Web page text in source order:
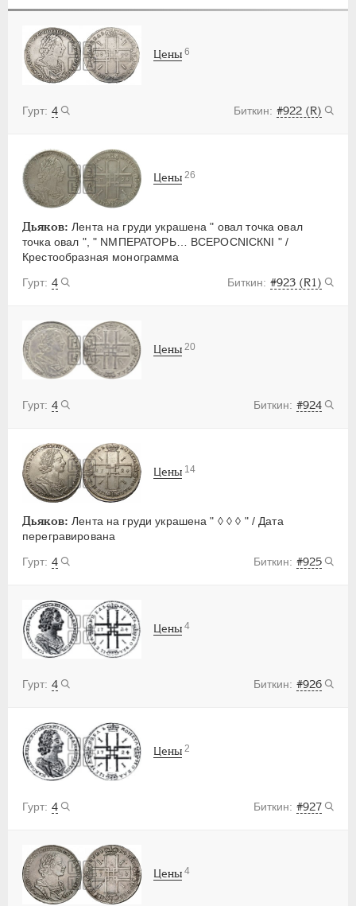
4 #922 (R)
Цены 6
Дьяков: Лента на груди украшена " овал точка овал
точка овал ", " NМПЕРАТОРЬ… ВСЕРОСNIСКNI " /
Крестообразная монограмма
4
#923 (R1)
Цены 26
4 #924
Цены 20
Дьяков: Лента на груди украшена " ◊ ◊ ◊ " / Дата
перегравирована
4
#925
Цены 14
4 #926
Цены 4
4 #927
Цены 2
Цены 4